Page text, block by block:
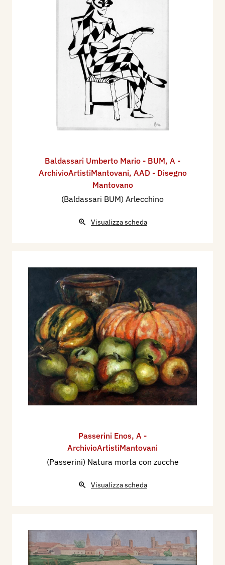
Baldassari Umberto Mario - BUM, A -
ArchivioArtistiMantovani, AAD - Disegno
Mantovano
(Baldassari BUM) Arlecchino
Visualizza scheda
Passerini Enos, A -
ArchivioArtistiMantovani
(Passerini) Natura morta con zucche
Visualizza scheda